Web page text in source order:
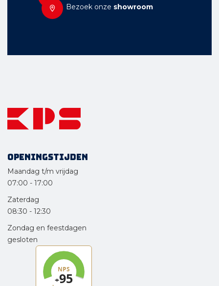
Bezoek onze showroom
Openingstijden
Maandag t/m vrijdag
07:00 - 17:00
Zaterdag
08:30 - 12:30
Zondag en feestdagen
gesloten